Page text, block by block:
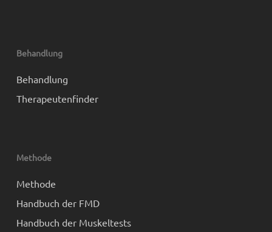
Behandlung
Behandlung
Therapeutenfinder
Methode
Methode
Handbuch der FMD
Handbuch der Muskeltests